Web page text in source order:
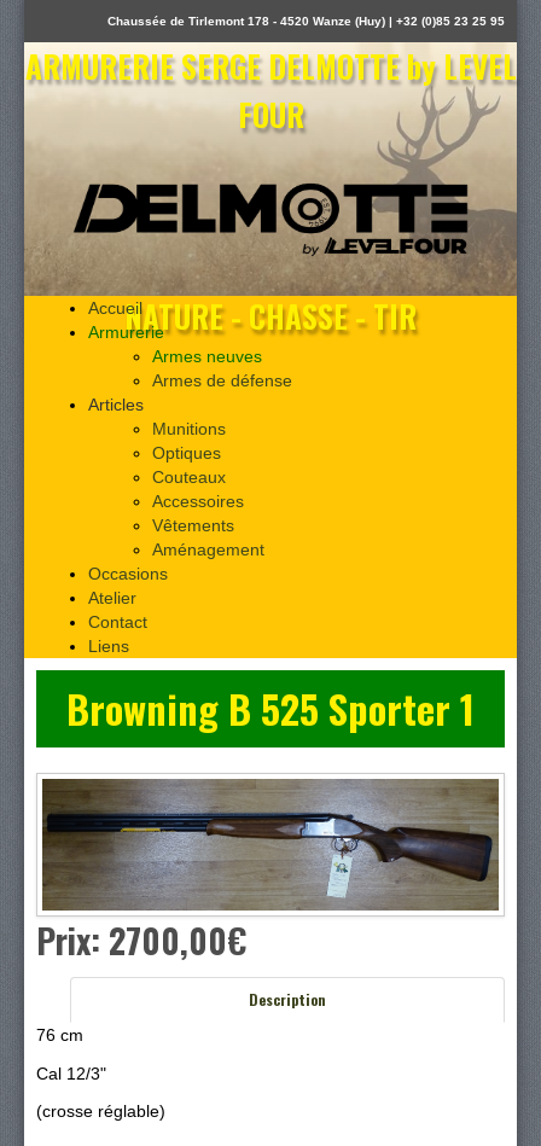
Chaussée de Tirlemont 178 - 4520 Wanze (Huy) | +32 (0)85 23 25 95
ARMURERIE SERGE DELMOTTE by LEVEL
FOUR
NATURE - CHASSE - TIR
Accueil
Armurerie
Armes neuves
Armes de défense
Articles
Munitions
Optiques
Couteaux
Accessoires
Vêtements
Aménagement
Occasions
Atelier
Contact
Liens
Browning B 525 Sporter 1
Prix: 2700,00‎€
Description
76 cm
Cal 12/3"
(crosse réglable)